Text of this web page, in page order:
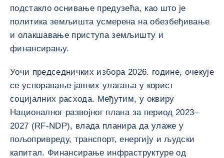
подстакло оснивање предузећа, као што је
политика земљишта усмерена на обезбеђивање
и олакшавање приступа земљишту и
финансирању.
Уочи председничких избора 2026. године, очекује
се успоравање јавних улагања у корист
социјалних расхода. Међутим, у оквиру
Националног развојног плана за период 2023–
2027 (RF-NDP), влада планира да улаже у
пољопривреду, транспорт, енергију и људски
капитал. Финансирање инфраструктуре од